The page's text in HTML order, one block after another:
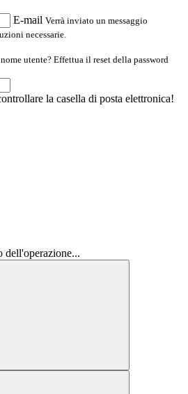
E-mail Verrà inviato un messaggio
necessarie.
utente? Effettua il reset della password
la casella di posta elettronica!
dell'operazione...